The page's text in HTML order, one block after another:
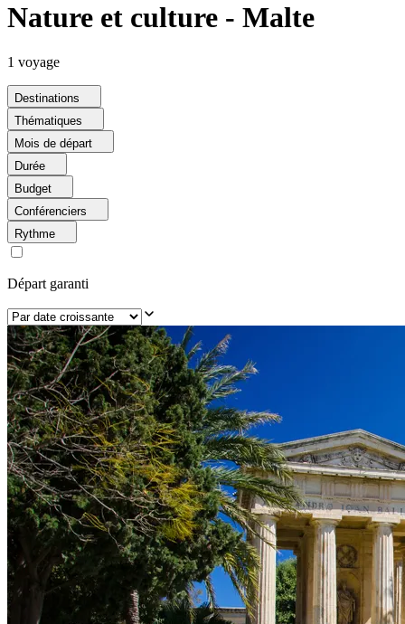
Nature et culture - Malte
1 voyage
Destinations
Thématiques
Mois de départ
Durée
Budget
Conférenciers
Rythme
Départ garanti